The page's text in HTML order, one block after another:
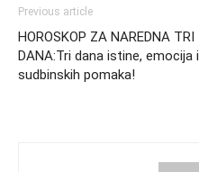
Previous article
HOROSKOP ZA NAREDNA TRI
DANA:Tri dana istine, emocija i
sudbinskih pomaka!